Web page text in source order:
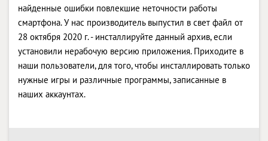
найденные ошибки повлекшие неточности работы
смартфона. У нас производитель выпустил в свет файл от
28 октября 2020 г. - инсталлируйте данный архив, если
установили нерабочую версию приложения. Приходите в
наши пользователи, для того, чтобы инсталлировать только
нужные игры и различные программы, записанные в
наших аккаунтах.